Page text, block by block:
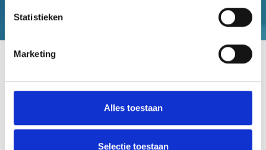
Statistieken
Marketing
Alles toestaan
Selectie toestaan
ADVIES EN ONDERSTEUNING
Neem contact op met onze adviseurs
+31 (0)40 302 3500